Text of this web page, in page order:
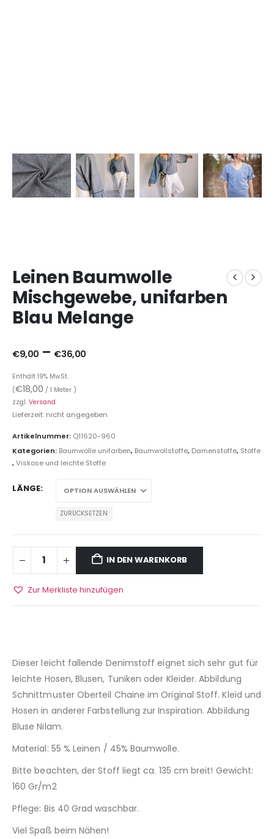
Leinen Baumwolle
Mischgewebe, unifarben
Blau Melange
€9,00 – €36,00
Enthält 19% MwSt.
(€18,00 / 1 Meter )
zzgl. Versand
Lieferzeit: nicht angegeben
Artikelnummer: Q11620-960
Kategorien: Baumwolle unifarben, Baumwollstoffe, Damenstoffe, Stoffe
,Viskose und leichte Stoffe
LÄNGE
ZURÜCKSETZEN
IN DEN WARENKORB
Zur Merkliste hinzufügen
Dieser leicht fallende Denimstoff eignet sich sehr gut für
leichte Hosen, Blusen, Tuniken oder Kleider. Abbildung
Schnittmuster Oberteil Chaine im Original Stoff. Kleid und
Hosen in anderer Farbstellung zur Inspiration. Abbildung
Bluse Nilam.
Material: 55 % Leinen / 45% Baumwolle.
Bitte beachten, der Stoff liegt ca. 135 cm breit! Gewicht:
160 Gr/m2
Pflege: Bis 40 Grad waschbar.
Viel Spaß beim Nähen!